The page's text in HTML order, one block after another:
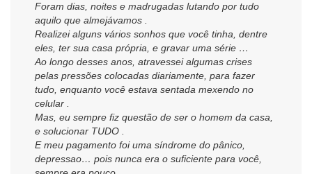
Foram dias, noites e madrugadas lutando por tudo
aquilo que almejávamos .
Realizei alguns vários sonhos que você tinha, dentre
eles, ter sua casa própria, e gravar uma série …
Ao longo desses anos, atravessei algumas crises
pelas pressões colocadas diariamente, para fazer
tudo, enquanto você estava sentada mexendo no
celular .
Mas, eu sempre fiz questão de ser o homem da casa,
e solucionar TUDO .
E meu pagamento foi uma síndrome do pânico,
depressao… pois nunca era o suficiente para você,